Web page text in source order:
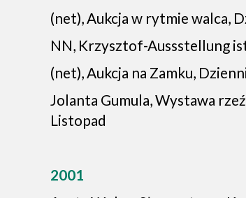
(net), Aukcja w rytmie walca,
NN, Krzysztof-Aussstellung
(net), Aukcja na Zamku,
Jolanta Gumula, Wystawa
Listopad
2001